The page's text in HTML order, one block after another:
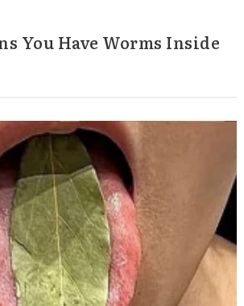
You Have Worms Inside